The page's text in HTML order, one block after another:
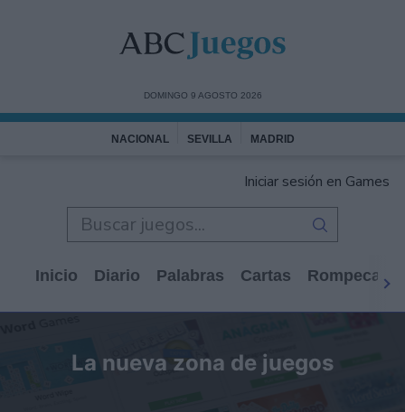
DOMINGO 9 AGOSTO 2026
NACIONAL SEVILLA MADRID
Iniciar sesión en Games
Inicio Diario Palabras Cartas
La nueva zona de juegos